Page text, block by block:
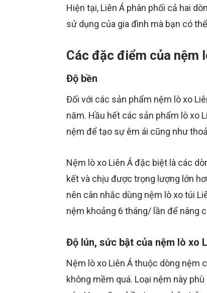
Hiện tại, Liên Á phân phối cả hai
sử dụng của gia đình mà bạn có
Các đặc điểm của nệm
Độ bền
Đối với các sản phẩm nệm lò xo
năm. Hầu hết các sản phẩm lò xo
nệm để tạo sự êm ái cũng như
Nệm lò xo Liên Á đặc biệt là các
kết và chịu được trọng lượng lớn
nên cân nhắc dùng nệm lò xo túi
nệm khoảng 6 tháng/ lần để nâng
Độ lún, sức bật của nệm lò xo
Nệm lò xo Liên Á thuộc dòng nệm
không mềm quá. Loại nệm này